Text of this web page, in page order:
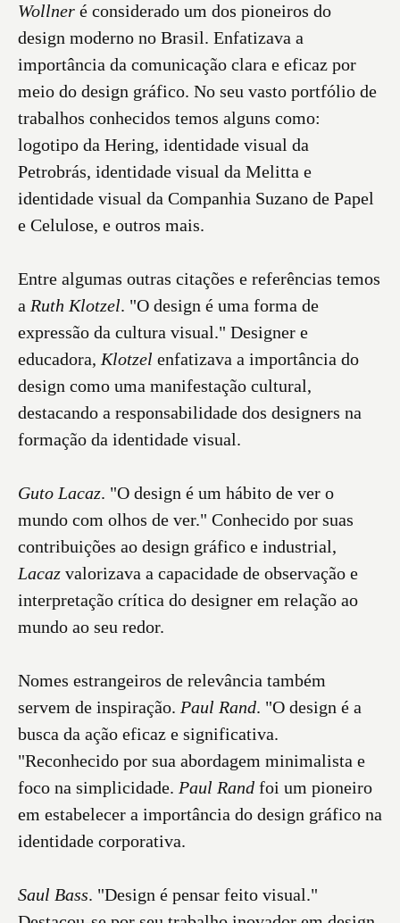
Wollner é considerado um dos pioneiros do
design moderno no Brasil. Enfatizava a
importância da comunicação clara e eficaz por
meio do design gráfico. No seu vasto portfólio de
trabalhos conhecidos temos alguns como:
logotipo da Hering, identidade visual da
Petrobrás, identidade visual da Melitta e
identidade visual da Companhia Suzano de Papel
e Celulose, e outros mais.
Entre algumas outras citações e referências temos
a Ruth Klotzel. "O design é uma forma de
expressão da cultura visual." Designer e
educadora, Klotzel enfatizava a importância do
design como uma manifestação cultural,
destacando a responsabilidade dos designers na
formação da identidade visual.
Guto Lacaz. "O design é um hábito de ver o
mundo com olhos de ver." Conhecido por suas
contribuições ao design gráfico e industrial,
Lacaz valorizava a capacidade de observação e
interpretação crítica do designer em relação ao
mundo ao seu redor.
Nomes estrangeiros de relevância também
servem de inspiração. Paul Rand. "O design é a
busca da ação eficaz e significativa.
"Reconhecido por sua abordagem minimalista e
foco na simplicidade. Paul Rand foi um pioneiro
em estabelecer a importância do design gráfico na
identidade corporativa.
Saul Bass. "Design é pensar feito visual."